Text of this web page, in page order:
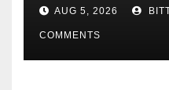
AUG 5, 2026
COMMENTS